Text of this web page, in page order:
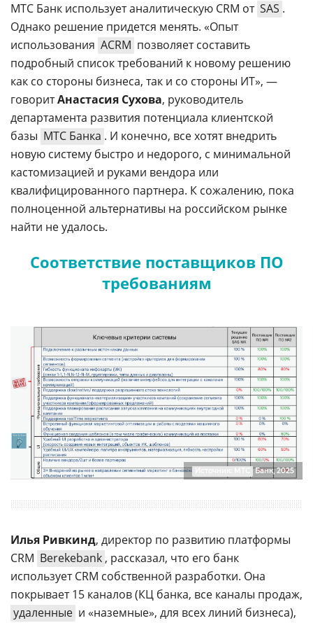
МТС Банк использует аналитическую CRM от SAS .
Однако решение придется менять. «Опыт
использования ACRM позволяет составить
подробный список требований к новому решению
как со стороны бизнеса, так и со стороны ИТ», —
говоритАнастасия Сухова, руководитель
департамента развития потенциала клиентской
базы МТС Банка . И конечно, все хотят внедрить
новую систему быстро и недорого, с минимальной
кастомизацией и руками вендора или
квалифицированного партнера. К сожалению, пока
полноценной альтернативы на российском рынке
найти не удалось.
Соответствие поставщиков ПО
требованиям
Банк, 2025
Илья Ривкинд, директор по развитию платформы
CRM Berekebank , рассказал, что его банк
использует CRM собственной разработки. Она
покрывает 15 каналов (КЦ банка, все каналы продаж,
удаленные и «наземные», для всех линий бизнеса),